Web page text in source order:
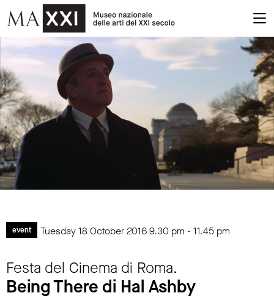
event Tuesday 18 October 20169.30 pm - 11.45 pm
Festa del Cinema di Roma.
Being There di Hal Ashby